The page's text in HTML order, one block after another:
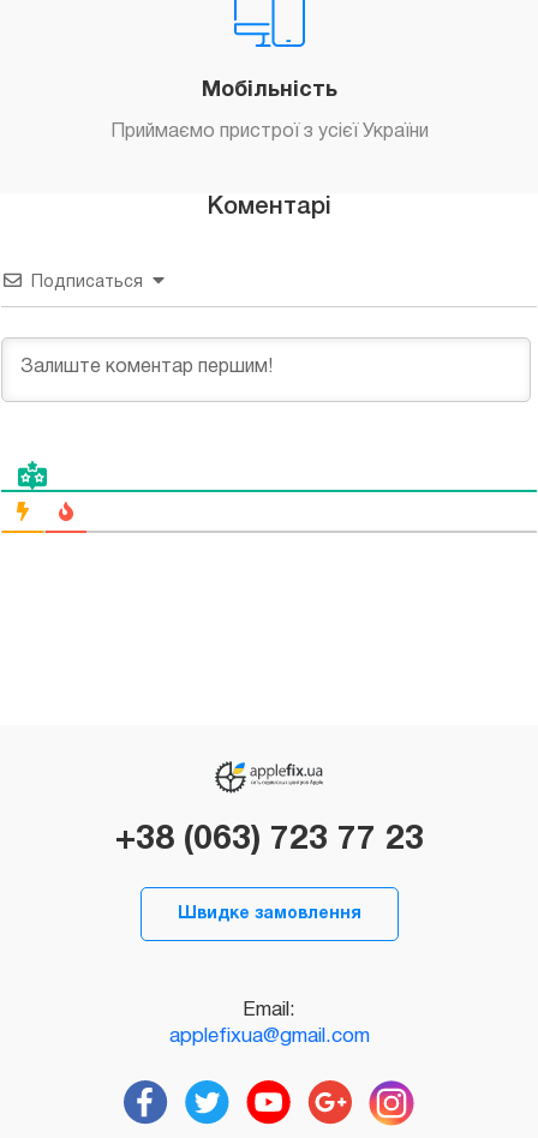
Мобільність
Приймаємо пристрої з усієї України
Коментарі
Подписаться
+38 (063) 723 77 23
Швидке замовлення
Email:
applefixua@gmail.com